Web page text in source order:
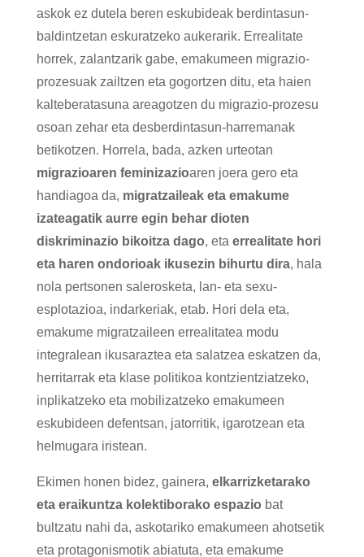
askok ez dutela beren eskubideak berdintasun-
baldintzetan eskuratzeko aukerarik. Errealitate
horrek, zalantzarik gabe, emakumeen migrazio-
prozesuak zailtzen eta gogortzen ditu, eta haien
kalteberatasuna areagotzen du migrazio-prozesu
osoan zehar eta desberdintasun-harremanak
betikotzen. Horrela, bada, azken urteotan
migrazioaren feminizazioaren joera gero eta
handiagoa da, migratzaileak eta emakume
izateagatik aurre egin behar dioten
diskriminazio bikoitza dago, eta errealitate hori
eta haren ondorioak ikusezin bihurtu dira, hala
nola pertsonen salerosketa, lan- eta sexu-
esplotazioa, indarkeriak, etab. Hori dela eta,
emakume migratzaileen errealitatea modu
integralean ikusaraztea eta salatzea eskatzen da,
herritarrak eta klase politikoa kontzientziatzeko,
inplikatzeko eta mobilizatzeko emakumeen
eskubideen defentsan, jatorritik, igarotzean eta
helmugara iristean.
Ekimen honen bidez, gainera, elkarrizketarako
eta eraikuntza kolektiborako espazio bat
bultzatu nahi da, askotariko emakumeen ahotsetik
eta protagonismotik abiatuta, eta emakume